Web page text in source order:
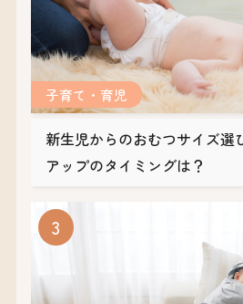
新生児からのおむつサイズ選
アップのタイミングは？
子育て・育児